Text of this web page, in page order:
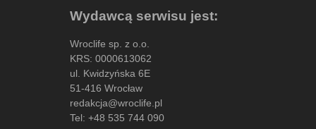
Wydawcą serwisu jest:
Wroclife sp. z o.o.
KRS: 0000613062
ul. Kwidzyńska 6E
51-416 Wrocław
redakcja@wroclife.pl
Tel: +48 535 744 090